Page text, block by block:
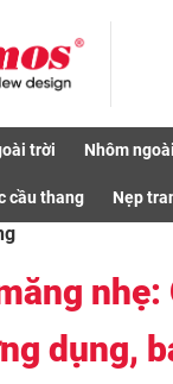
trời Nhôm
cầu thang Nẹp
dụng,